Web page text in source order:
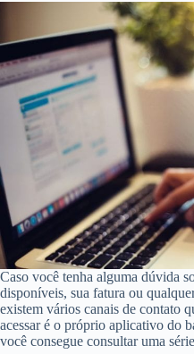
Caso você tenha alguma dúvida
disponíveis, sua fatura ou
existem vários canais de contato
acessar é o próprio aplicativo do
você consegue consultar uma